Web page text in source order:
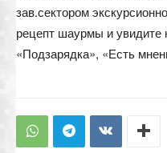
зав.сектором
рецепт шаурмы и
«Подзарядка», «Есть